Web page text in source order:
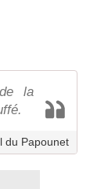
la
du Papounet